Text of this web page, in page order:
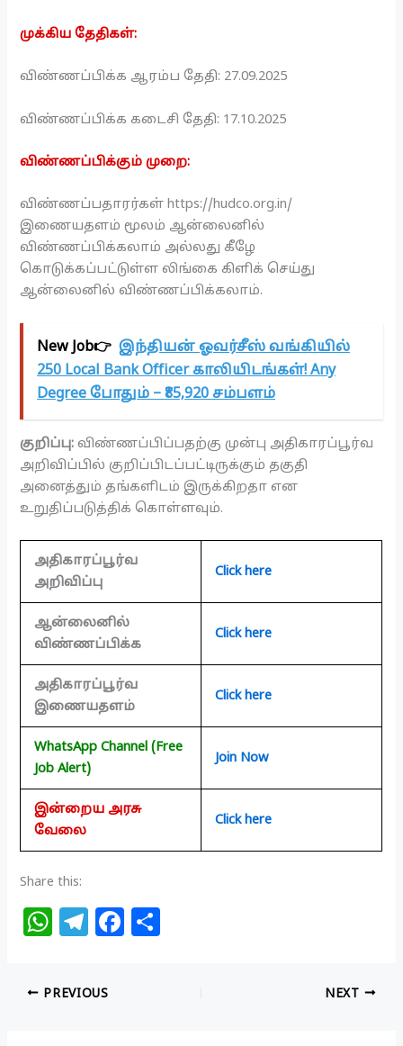
முக்கிய தேதிகள்:
விண்ணப்பிக்க ஆரம்ப தேதி: 27.09.2025
விண்ணப்பிக்க கடைசி தேதி: 17.10.2025
விண்ணப்பிக்கும் முறை:
விண்ணப்பதாரர்கள் https://hudco.org.in/
இணையதளம் மூலம் ஆன்லைனில்
விண்ணப்பிக்கலாம் அல்லது கீழே
கொடுக்கப்பட்டுள்ள லிங்கை கிளிக் செய்து
ஆன்லைனில் விண்ணப்பிக்கலாம்.
New Job👉 இந்தியன் ஓவர்சீஸ் வங்கியில்
250 Local Bank Officer காலியிடங்கள்! Any
Degree போதும் – ₹85,920 சம்பளம்
குறிப்பு: விண்ணப்பிப்பதற்கு முன்பு அதிகாரப்பூர்வ
அறிவிப்பில் குறிப்பிடப்பட்டிருக்கும் தகுதி
அனைத்தும் தங்களிடம் இருக்கிறதா என
உறுதிப்படுத்திக் கொள்ளவும்.
அதிகாரப்பூர்வ
அறிவிப்பு
Click here
ஆன்லைனில்
விண்ணப்பிக்க
Click here
அதிகாரப்பூர்வ
இணையதளம்
Click here
WhatsApp Channel (Free
Job Alert)
Join Now
இன்றைய அரசு
வேலை
Click here
Share this:
W
at
s
T
e
g
F
PREVIOUS NEXT